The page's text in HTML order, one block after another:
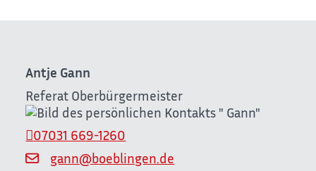
Antje Gann
Referat Oberbürgermeister
gann@boeblingen.de
07031 669-1260